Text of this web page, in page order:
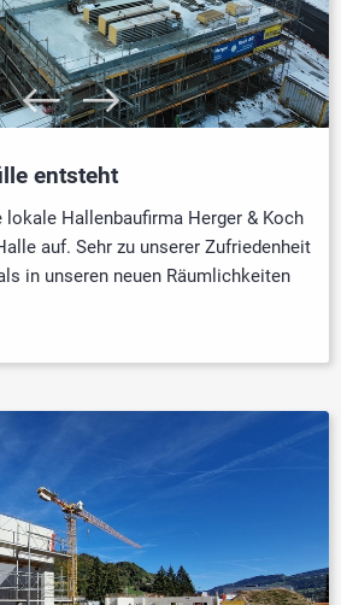
entsteht
Hallenbaufirma Herger & Koch
auf. Sehr zu unserer Zufriedenheit
in unseren neuen Räumlichkeiten